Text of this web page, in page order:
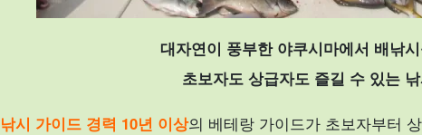
대자연이 풍부한 야쿠시마에서 배낚
초보자도 상급자도 즐길 수 있는
낚시 가이드 경력 10년 이상의 베테랑 가이드가 초보자부터